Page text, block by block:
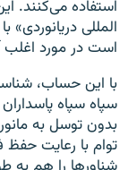
استفاده می‌کنند.
المللی
است در مورد اغلب
با این حساب،
سپاه سپاه
بدون توسل به
توام با رعایت حفظ